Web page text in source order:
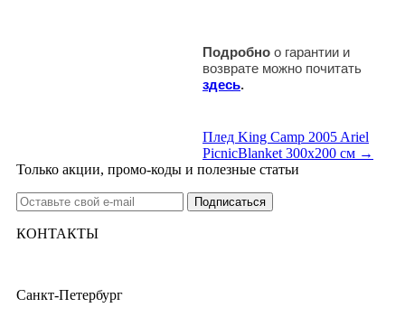
Подробно о гарантии и
возврате можно почитать
здесь.
Плед King Camp 2005 Ariel
PicnicBlanket 300x200 см →
Только акции, промо-коды и полезные статьи
КОНТАКТЫ
Санкт-Петербург